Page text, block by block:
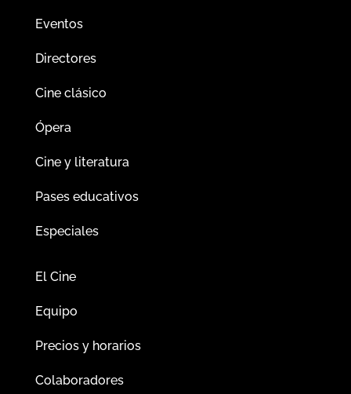
Eventos
Directores
Cine clásico
Ópera
Cine y literatura
Pases educativos
Especiales
El Cine
Equipo
Precios y horarios
Colaboradores